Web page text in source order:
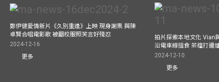
鄭伊健愛情新片《久別重逢》上映 現身謝票 與陳
卓賢合唱電影歌 被翻校服照笑言好殘忍
2024-12-16
更多
拍片探索本地文化 Vian
沿電車線搵食 茶檔打邊
2024-12-10
更多